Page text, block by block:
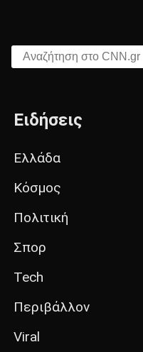
Αναζήτηση στο CNN.gr
Ειδήσεις
Ελλάδα
Κόσμος
Πολιτική
Σπορ
Tech
Περιβάλλον
Viral